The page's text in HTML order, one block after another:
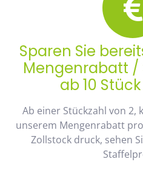
Sparen Sie
Mengenrabatt /
ab 10
Ab einer Stückzahl von 2,
unserem Mengenrabatt
Zollstock druck, sehen